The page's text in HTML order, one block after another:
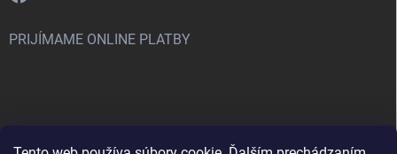
PRIJÍMAME ONLINE PLATBY